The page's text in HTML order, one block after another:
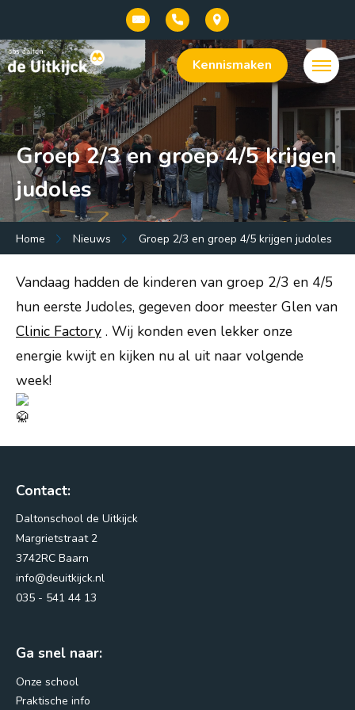
Kennismaken
Menu:
openbaar dalton onderwijs in Baarn
Praktische info
Nieuws
Vacatures
Vragen?
Margrietstraat 2
3742RC Baarn
Groep 2/3 en groep 4/5 krijgen
judoles
Home Nieuws Groep 2/3 en groep 4/5 krijgen judoles
Vandaag hadden de kinderen van groep 2/3 en 4/5
hun eerste Judoles, gegeven door meester Glen van
Clinic Factory . Wij konden even lekker onze
energie kwijt en kijken nu al uit naar volgende
week!
Contact:
Daltonschool de Uitkijck
Margrietstraat 2
3742RC Baarn
info@deuitkijck.nl
035 - 541 44 13
Ga snel naar:
Onze school
Praktische info